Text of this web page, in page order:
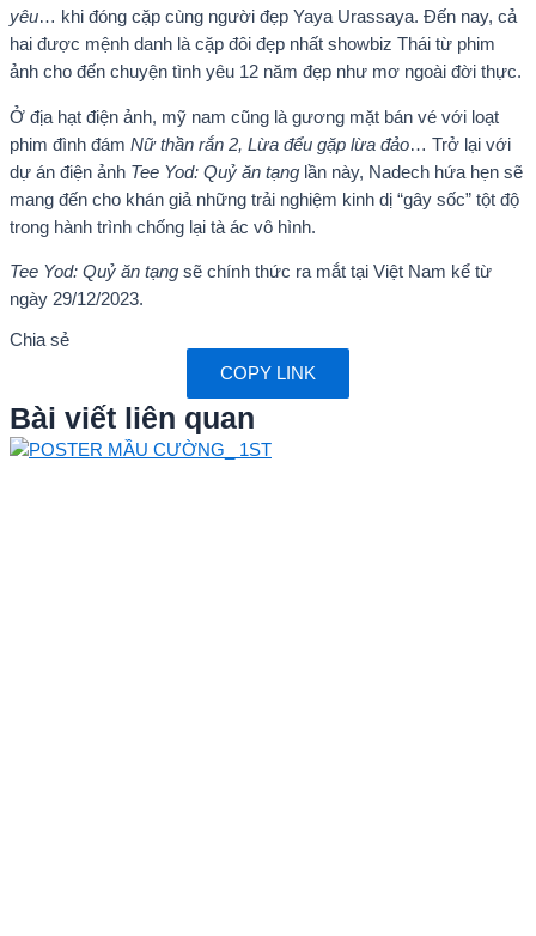
yêu… khi đóng cặp cùng người đẹp Yaya Urassaya. Đến nay, cả
hai được mệnh danh là cặp đôi đẹp nhất showbiz Thái từ phim
ảnh cho đến chuyện tình yêu 12 năm đẹp như mơ ngoài đời thực.
Ở địa hạt điện ảnh, mỹ nam cũng là gương mặt bán vé với loạt
phim đình đám Nữ thần rắn 2, Lừa đểu gặp lừa đảo… Trở lại với
dự án điện ảnh Tee Yod: Quỷ ăn tạng lần này, Nadech hứa hẹn sẽ
mang đến cho khán giả những trải nghiệm kinh dị “gây sốc” tột độ
trong hành trình chống lại tà ác vô hình.
Tee Yod: Quỷ ăn tạng sẽ chính thức ra mắt tại Việt Nam kể từ
ngày 29/12/2023.
Chia sẻ
COPY LINK
Bài viết liên quan